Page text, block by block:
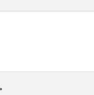
*